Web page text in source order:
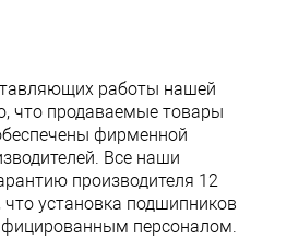
работы нашей
что продаваемые товары
фирменной
Все наши
производителя 12
установка подшипников
персоналом.